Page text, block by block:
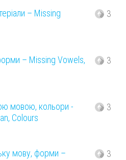
– Missing
3
– Missing Vowels,
3
мовою, кольори -
Colours
3
мову, форми –
3